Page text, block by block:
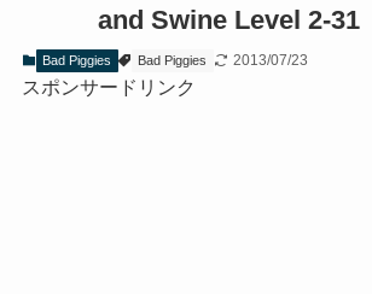
and Swine Level 2-31
Bad Piggies Bad Piggies 2013/07/23
スポンサードリンク